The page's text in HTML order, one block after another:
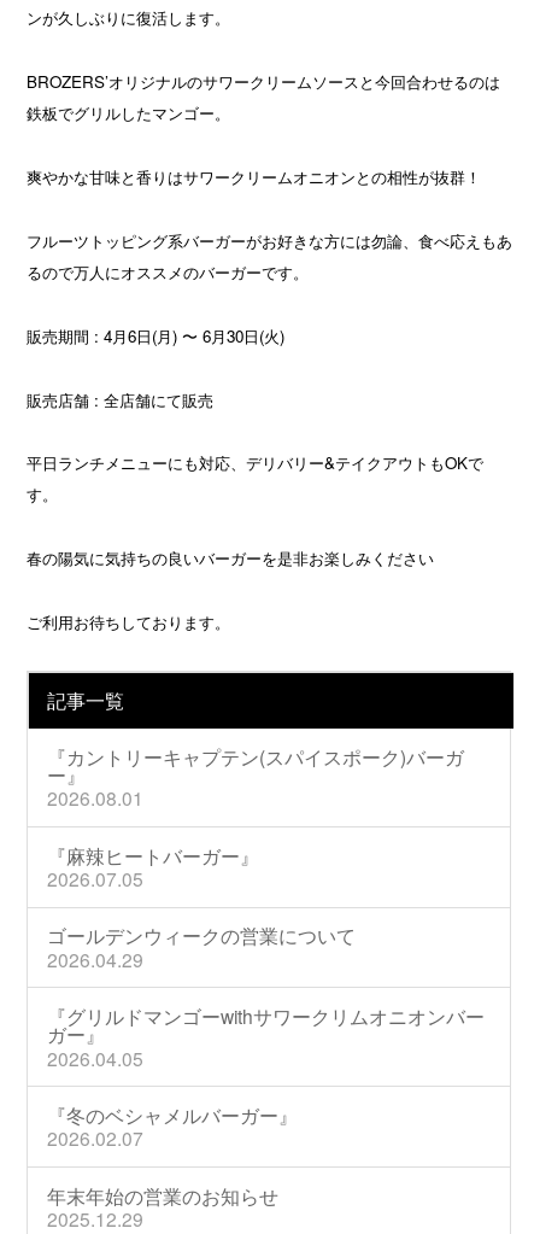
ンが久しぶりに復活します。
BROZERS’オリジナルのサワークリームソースと今回合わせるのは
鉄板でグリルしたマンゴー。
爽やかな甘味と香りはサワークリームオニオンとの相性が抜群！
フルーツトッピング系バーガーがお好きな方には勿論、食べ応えもあ
るので万人にオススメのバーガーです。
販売期間 : 4月6日(月) 〜 6月30日(火)
販売店舗 : 全店舗にて販売
平日ランチメニューにも対応、デリバリー&テイクアウトもOKで
す。
春の陽気に気持ちの良いバーガーを是非お楽しみください
ご利用お待ちしております。
記事一覧
『カントリーキャプテン(スパイスポーク)バーガ
ー』
2026.08.01
『麻辣ヒートバーガー』
2026.07.05
ゴールデンウィークの営業について
2026.04.29
『グリルドマンゴーwithサワークリムオニオンバー
ガー』
2026.04.05
『冬のベシャメルバーガー』
2026.02.07
年末年始の営業のお知らせ
2025.12.29